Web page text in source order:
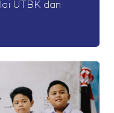
UTBK dan